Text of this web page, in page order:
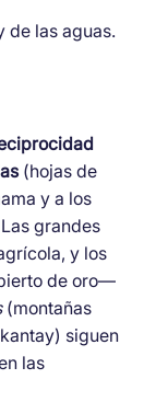
de las aguas.
(hojas de
y a los
grandes
y los
de oro—
(montañas
siguen
las